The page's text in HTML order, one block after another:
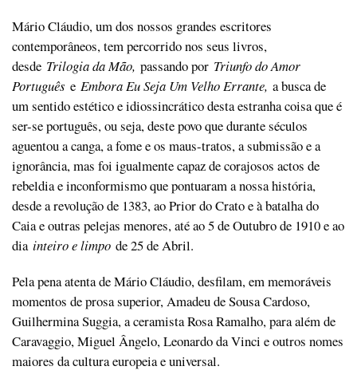
Mário Cláudio, um dos nossos grandes escritores
contemporâneos, tem percorrido nos seus livros,
desde Trilogia da Mão, passando por Triunfo do Amor
Português e Embora Eu Seja Um Velho Errante, a busca de
um sentido estético e idiossincrático desta estranha coisa que é
ser-se português, ou seja, deste povo que durante séculos
aguentou a canga, a fome e os maus-tratos, a submissão e a
ignorância, mas foi igualmente capaz de corajosos actos de
rebeldia e inconformismo que pontuaram a nossa história,
desde a revolução de 1383, ao Prior do Crato e à batalha do
Caia e outras pelejas menores, até ao 5 de Outubro de 1910 e ao
dia inteiro e limpo de 25 de Abril.
Pela pena atenta de Mário Cláudio, desfilam, em memoráveis
momentos de prosa superior, Amadeu de Sousa Cardoso,
Guilhermina Suggia, a ceramista Rosa Ramalho, para além de
Caravaggio, Miguel Ângelo, Leonardo da Vinci e outros nomes
maiores da cultura europeia e universal.